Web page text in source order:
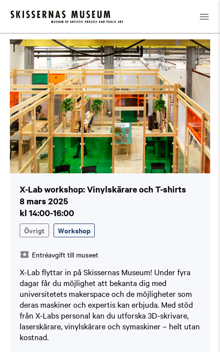
Kalender / X-Lab workshop: Vinylskärare och T-shirts
X-Lab workshop: Vinylskärare och T-shirts
8 mars 2025
kl 14:00-16:00
Övrigt Workshop
Entréavgift till museet
X-Lab flyttar in på Skissernas Museum! Under fyra
dagar får du möjlighet att bekanta dig med
universitetets makerspace och de möjligheter som
deras maskiner och expertis kan erbjuda. Med stöd
från X-Labs personal kan du utforska 3D-skrivare,
laserskärare, vinylskärare och symaskiner – helt utan
kostnad.